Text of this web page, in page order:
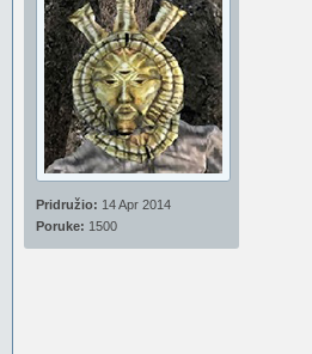
Pridružio: 14 Apr 2014
Poruke: 1500